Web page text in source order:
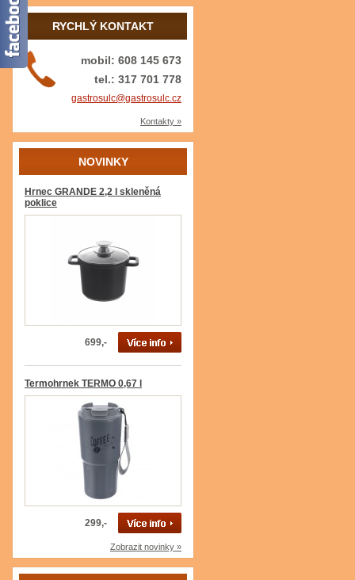
RYCHLÝ KONTAKT
mobil: 608 145 673
tel.: 317 701 778
gastrosulc@gastrosulc.cz
Kontakty »
NOVINKY
Hrnec GRANDE 2,2 l skleněná
poklice
699,-
Termohrnek TERMO 0,67 l
299,-
Zobrazit novinky »